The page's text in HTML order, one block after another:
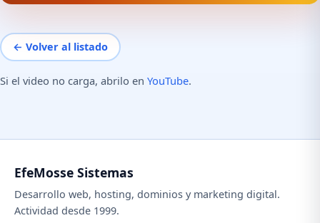
← Volver al listado
Si el video no carga, abrilo en YouTube.
EfeMosse Sistemas
Desarrollo web, hosting, dominios y marketing digital.
Actividad desde 1999.